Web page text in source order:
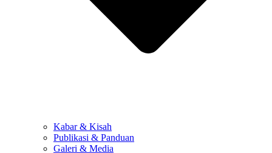
Kabar & Kisah
Publikasi & Panduan
Galeri & Media